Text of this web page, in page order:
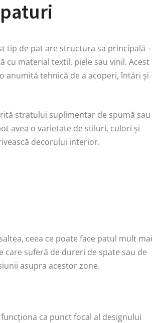
tip de pat are structura sa principală –
cu material textil, piele sau vinil. Acest
anumită tehnică de a acoperi, întări și
stratului suplimentar de spumă sau
avea o varietate de stiluri, culori și
decorului interior.
ceea ce poate face patul mult mai
suferă de dureri de spate sau de
asupra acestor zone.
ca punct focal al designului